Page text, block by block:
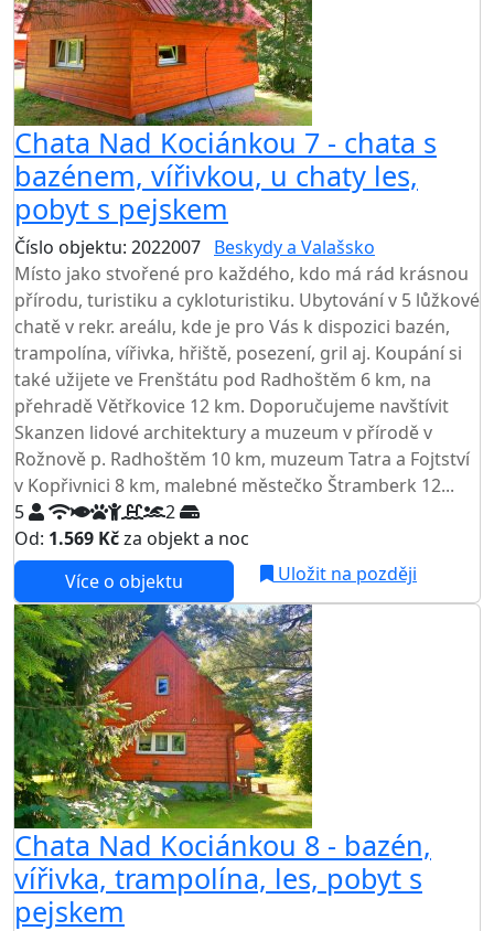
Chata Nad Kociánkou 7 - chata s
bazénem, vířivkou, u chaty les,
pobyt s pejskem
Číslo objektu: 2022007 Beskydy a Valašsko
Místo jako stvořené pro každého, kdo má rád krásnou
přírodu, turistiku a cykloturistiku. Ubytování v 5 lůžkové
chatě v rekr. areálu, kde je pro Vás k dispozici bazén,
trampolína, vířivka, hřiště, posezení, gril aj. Koupání si
také užijete ve Frenštátu pod Radhoštěm 6 km, na
přehradě Větřkovice 12 km. Doporučujeme navštívit
Skanzen lidové architektury a muzeum v přírodě v
Rožnově p. Radhoštěm 10 km, muzeum Tatra a Fojtství
v Kopřivnici 8 km, malebné městečko Štramberk 12...
5
2
Od: 1.569 Kčza objekt a noc
Více o objektu
Uložit na později
Chata Nad Kociánkou 8 - bazén,
vířivka, trampolína, les, pobyt s
pejskem